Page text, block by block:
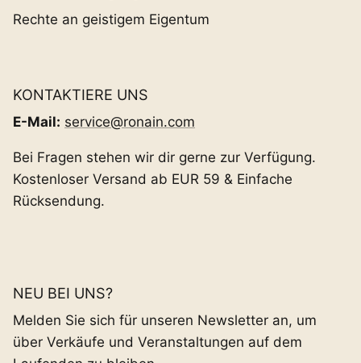
Rechte an geistigem Eigentum
KONTAKTIERE UNS
E-Mail: service@ronain.com
Bei Fragen stehen wir dir gerne zur Verfügung.
Kostenloser Versand ab EUR 59 & Einfache
Rücksendung.
NEU BEI UNS?
Melden Sie sich für unseren Newsletter an, um
über Verkäufe und Veranstaltungen auf dem